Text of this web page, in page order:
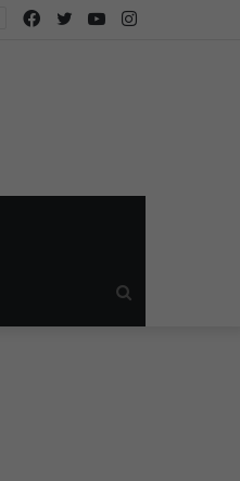
Instagram
YouTube
Twitter
Facebook